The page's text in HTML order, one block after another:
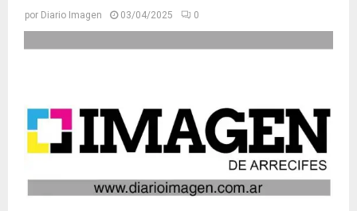
por Diario Imagen 03/04/2025 0